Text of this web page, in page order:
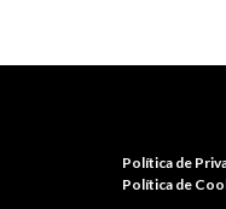
Política de
Política de